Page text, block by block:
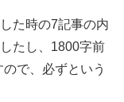
た時の7記事の内
たし、1800字前
で、必ずという